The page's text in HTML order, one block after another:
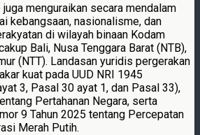
menguraikan secara mendalam
kebangsaan, nasionalisme, dan
di wilayah binaan Kodam
Bali, Nusa Tenggara Barat (NTB),
(NTT). Landasan yuridis pergerakan
kuat pada UUD NRI 1945
3, Pasal 30 ayat 1, dan Pasal 33),
Pertahanan Negara, serta
9 Tahun 2025 tentang Percepatan
Merah Putih.